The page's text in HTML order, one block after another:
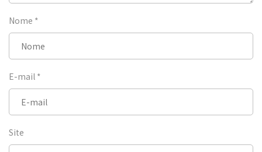
Nome *
E-mail *
Site